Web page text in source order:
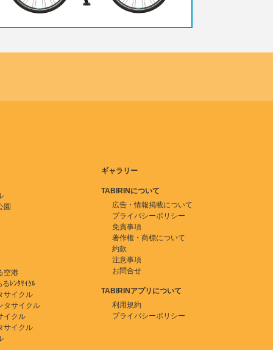
園
空港
ﾚﾝﾀｻｲｸﾙ
サイクル
タサイクル
イクル
サイクル
ギャラリー
TABIRINについて
広告・情報掲載について
プライバシーポリシー
免責事項
著作権・商標について
約款
注意事項
お問合せ
TABIRINアプリについて
利用規約
プライバシーポリシー